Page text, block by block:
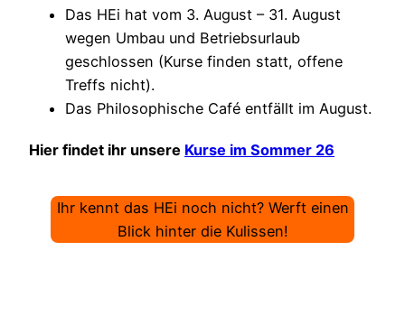
Das HEi hat vom 3. August – 31. August
wegen Umbau und Betriebsurlaub
geschlossen (Kurse finden statt, offene
Treffs nicht).
Das Philosophische Café entfällt im August.
Hier findet ihr unsere Kurse im Sommer 26
Ihr kennt das HEi noch nicht? Werft einen
Blick hinter die Kulissen!